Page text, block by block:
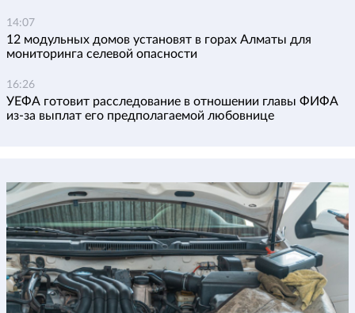
14:07
12 модульных домов установят в горах Алматы для
мониторинга селевой опасности
16:26
УЕФА готовит расследование в отношении главы ФИФА
из-за выплат его предполагаемой любовнице